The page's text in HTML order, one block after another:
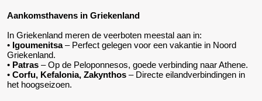
Aankomsthavens in Griekenland
In Griekenland meren de veerboten meestal aan in:
• Igoumenitsa– Perfect gelegen voor een vakantie in Noord
Griekenland.
• Patras – Op de Peloponnesos, goede verbinding naar Athene.
• Corfu, Kefalonia, Zakynthos – Directe eilandverbindingen in
het hoogseizoen.